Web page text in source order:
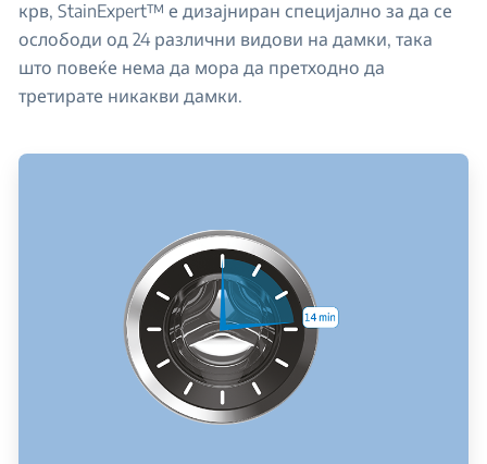
крв, StainExpert™ е дизајниран специјално за да се
ослободи од 24 различни видови на дамки, така
што повеќе нема да мора да претходно да
третирате никакви дамки.